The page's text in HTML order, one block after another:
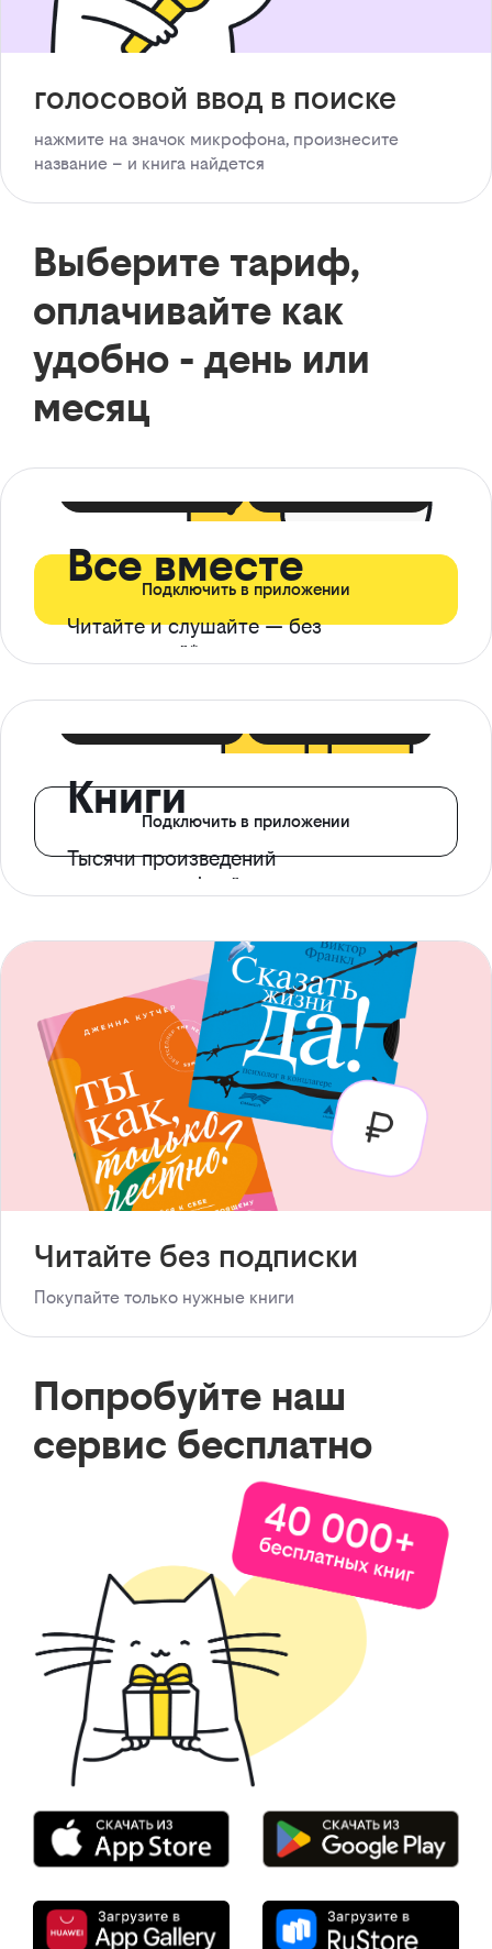
голосовой ввод в поиске
нажмите на значок микрофона, произнесите
название – и книга найдется
Выберите тариф,
оплачивайте как
удобно - день или
месяц
Все вместе
Читайте и слушайте — без
ограничений*
Подключить в приложении
Книги
Тысячи произведений
с доступом офлайн
Подключить в приложении
Читайте без подписки
Покупайте только нужные книги
Попробуйте наш
сервис бесплатно